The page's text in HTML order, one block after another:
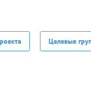
Целевые